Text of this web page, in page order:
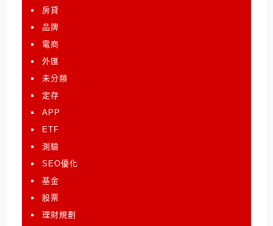
房貸
品牌
電商
外匯
未分類
定存
APP
ETF
測驗
SEO優化
基金
股票
理財規劃